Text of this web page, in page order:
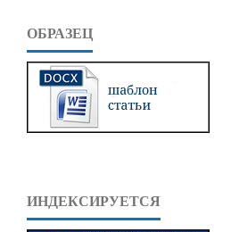
ОБРАЗЕЦ
ИНДЕКСИРУЕТСЯ